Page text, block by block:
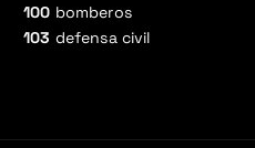
100 bomberos
103 defensa civil